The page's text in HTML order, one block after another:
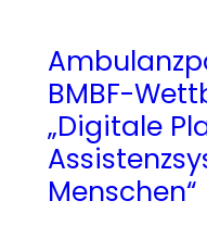
BMBF-
„Digitale
Menschen“